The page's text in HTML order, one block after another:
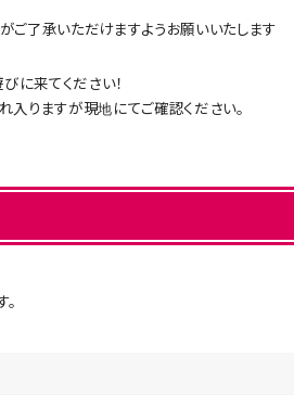
ご了承いただけますようお願いいたします
に来てください！
入りますが現地にてご確認ください。